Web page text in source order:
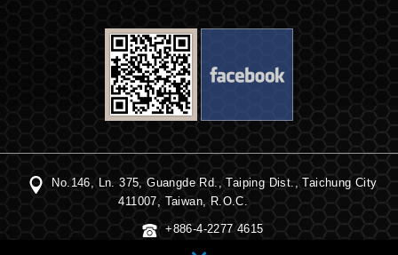
No.146, Ln. 375, Guangde Rd., Taiping Dist., Taichung City
411007, Taiwan, R.O.C.
+886-4-2277 4615
+886-4-2391 2560